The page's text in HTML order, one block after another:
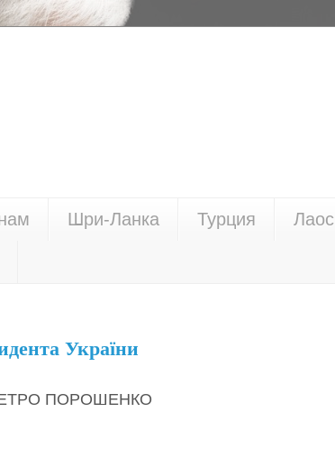
Шри-Ланка Турция Лаос
України
ПОРОШЕНКО